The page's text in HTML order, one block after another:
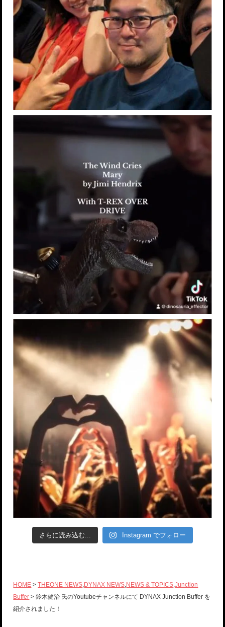
さらに読み込む... Instagram でフォロー
HOME >THEONE NEWS DYNAX NEWS NEWS & TOPICS ,Junction
Buffer > 鈴木健治 氏のYoutubeチャンネルにて DYNAX Junction Buffer を
紹介されました！